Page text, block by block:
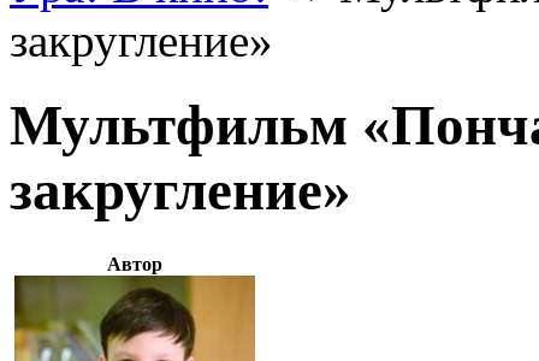
закругление»
Мультфильм
закругление»
Автор